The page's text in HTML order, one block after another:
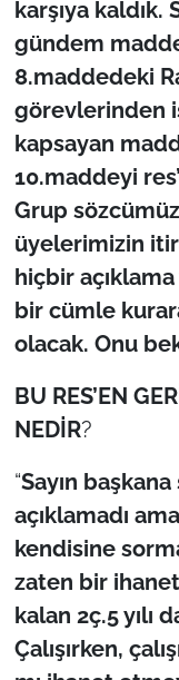
karşıya kaldık.
gündem
8.maddedeki
görevlerinden
kapsayan
10.maddeyi
Grup
üyelerimizin
hiçbir
bir cümle
olacak. Onu
BU RES’EN
NEDİR?
“Sayın
açıklamadı
kendisine
zaten bir
kalan 2ç.5 yılı
Çalışırken,
Gündem-